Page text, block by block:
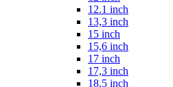
12.1 inch
13,3 inch
15 inch
15,6 inch
17 inch
17,3 inch
18,5 inch